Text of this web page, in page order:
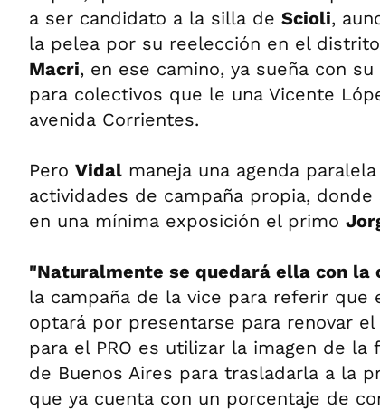
a ser candidato a la silla de Scioli,
la pelea por su reelección en el
Macri, en ese camino, ya sueña con
para colectivos que le una Vicente
avenida Corrientes.
Pero Vidal maneja una agenda
actividades de campaña propia,
en una mínima exposición el primo
"Naturalmente se quedará ella con la
la campaña de la vice para referir
optará por presentarse para renovar
para el PRO es utilizar la imagen de la
de Buenos Aires para trasladarla a la
que ya cuenta con un porcentaje de